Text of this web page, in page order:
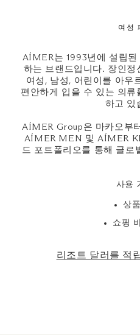
여성
AÍMER는 1993년에 설립
하는 브랜드입니다. 장인정
여성, 남성, 어린이를 아우
편안하게 입을 수 있는 의
하고 있
AÍMER Group은 마카오부
AÍMER MEN 및 AÍMER
드 포트폴리오를 통해 글로
사용
상
쇼핑
리조트 달러를 적